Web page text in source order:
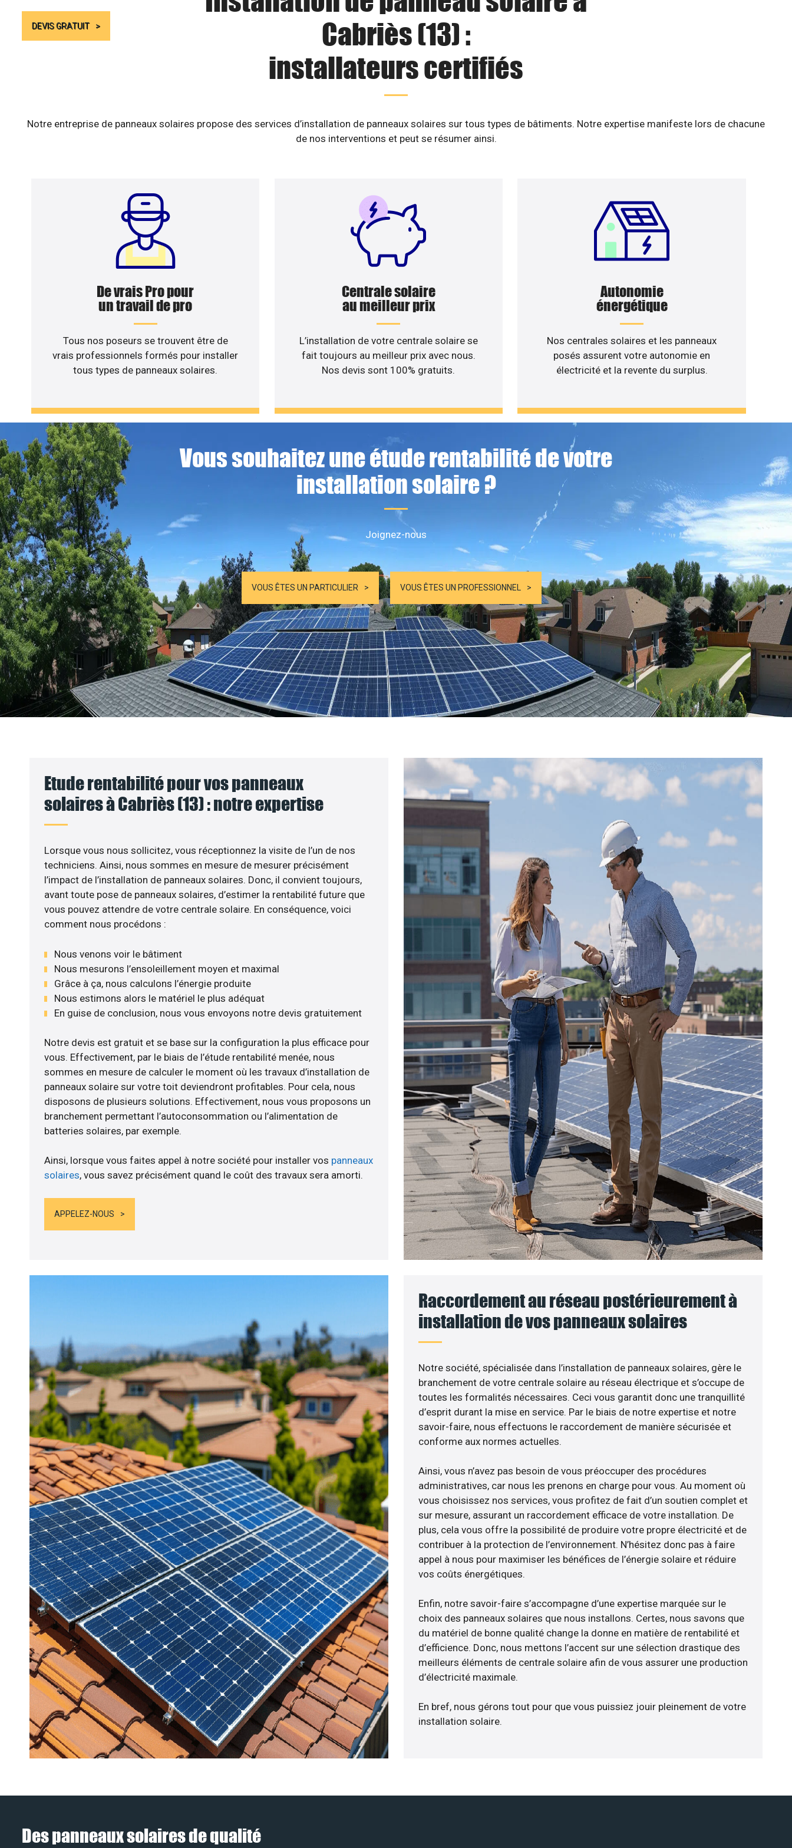
DEVIS GRATUIT
Cabriès (13) :
installateurs certifiés
Notre entreprise de panneaux solaires propose des services d’installation de panneaux solaires sur tous types de bâtiments. Notre expertise manifeste lors de chacune
de nos interventions et peut se résumer ainsi.
De vrais Pro pour
un travail de pro
Tous nos poseurs se trouvent être de
vrais professionnels formés pour installer
tous types de panneaux solaires.
Centrale solaire
au meilleur prix
L’installation de votre centrale solaire se
fait toujours au meilleur prix avec nous.
Nos devis sont 100% gratuits.
Autonomie
énergétique
Nos centrales solaires et les panneaux
posés assurent votre autonomie en
électricité et la revente du surplus.
Vous souhaitez une étude rentabilité de votre
installation solaire ?
Joignez-nous
VOUS ÊTES UN PARTICULIER VOUS ÊTES UN PROFESSIONNEL
Etude rentabilité pour vos panneaux
solaires à Cabriès (13) : notre expertise
Lorsque vous nous sollicitez, vous réceptionnez la visite de l’un de nos
techniciens. Ainsi, nous sommes en mesure de mesurer précisément
l’impact de l’installation de panneaux solaires. Donc, il convient toujours,
avant toute pose de panneaux solaires, d’estimer la rentabilité future que
vous pouvez attendre de votre centrale solaire. En conséquence, voici
comment nous procédons :
Nous venons voir le bâtiment
Nous mesurons l’ensoleillement moyen et maximal
Grâce à ça, nous calculons l’énergie produite
Nous estimons alors le matériel le plus adéquat
En guise de conclusion, nous vous envoyons notre devis gratuitement
Notre devis est gratuit et se base sur la configuration la plus efficace pour
vous. Effectivement, par le biais de l’étude rentabilité menée, nous
sommes en mesure de calculer le moment où les travaux d’installation de
panneaux solaire sur votre toit deviendront profitables. Pour cela, nous
disposons de plusieurs solutions. Effectivement, nous vous proposons un
branchement permettant l’autoconsommation ou l’alimentation de
batteries solaires, par exemple.
Ainsi, lorsque vous faites appel à notre société pour installer vos panneaux
solaires, vous savez précisément quand le coût des travaux sera amorti.
APPELEZ-NOUS
Raccordement au réseau postérieurement à
installation de vos panneaux solaires
Notre société, spécialisée dans l’installation de panneaux solaires, gère le
branchement de votre centrale solaire au réseau électrique et s’occupe de
toutes les formalités nécessaires. Ceci vous garantit donc une tranquillité
d’esprit durant la mise en service. Par le biais de notre expertise et notre
savoir-faire, nous effectuons le raccordement de manière sécurisée et
conforme aux normes actuelles.
Ainsi, vous n’avez pas besoin de vous préoccuper des procédures
administratives, car nous les prenons en charge pour vous. Au moment où
vous choisissez nos services, vous profitez de fait d’un soutien complet et
sur mesure, assurant un raccordement efficace de votre installation. De
plus, cela vous offre la possibilité de produire votre propre électricité et de
contribuer à la protection de l’environnement. N’hésitez donc pas à faire
appel à nous pour maximiser les bénéfices de l’énergie solaire et réduire
vos coûts énergétiques.
Enfin, notre savoir-faire s’accompagne d’une expertise marquée sur le
choix des panneaux solaires que nous installons. Certes, nous savons que
du matériel de bonne qualité change la donne en matière de rentabilité et
d’efficience. Donc, nous mettons l’accent sur une sélection drastique des
meilleurs éléments de centrale solaire afin de vous assurer une production
d’électricité maximale.
En bref, nous gérons tout pour que vous puissiez jouir pleinement de votre
installation solaire.
Des panneaux solaires de qualité